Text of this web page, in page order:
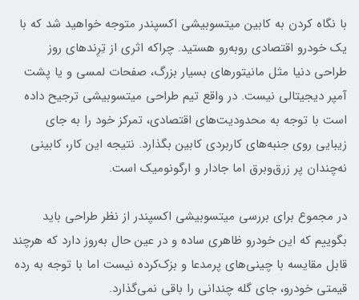
با نگاه کردن به کابین میتسوبیشی اکسپندر متوجه خواهید شد که با
یک خودرو اقتصادی روبه‌رو هستید. چراکه اثری از تِرِندهای روز
طراحی دنیا مثل مانیتورهای بسیار بزرگ، صفحات لمسی و یا پشت
آمپر دیجیتالی نیست. در واقع تیم طراحی میتسوبیشی ترجیح داده
است با توجه به محدودیت‌های اقتصادی، تمرکز خود را به جای
زیبایی روی جنبه‌های کاربردی کابین بگذارد. نتیجه این کار، کابینی
نه‌چندان پر زرق‌وبرق اما جادار و ارگونومیک است.
در مجموع برای بررسی میتسوبیشی اکسپندر از نظر طراحی باید
بگوییم که این خودرو ظاهری ساده و در عین حال به‌روز دارد که هرچند
قابل مقایسه با چینی‌های پرمدعا و بزک‌کرده نیست اما با توجه به رده
قیمتی خودرو، جای گله چندانی را باقی نمی‌گذارد.